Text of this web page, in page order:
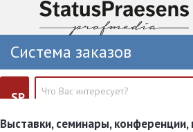
Система заказов
SP
Выставки, семинары, конференции,